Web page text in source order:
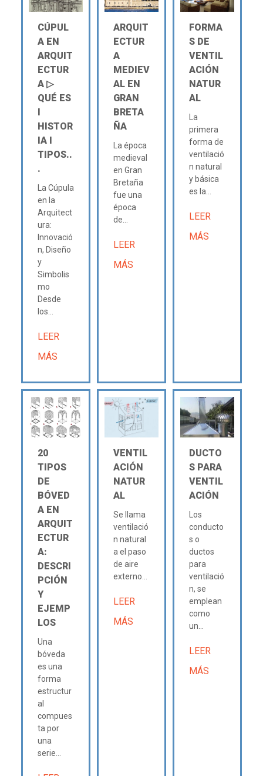
CÚPUL
A EN
ARQUIT
ECTUR
A ▷
QUÉ ES
Ι
HISTOR
IA Ι
TIPOS..
.
La Cúpula
en la
Arquitect
ura:
Innovació
n, Diseño
y
Simbolis
mo
Desde
los...
LEER
MÁS
ARQUIT
ECTUR
A
MEDIEV
AL EN
GRAN
BRETA
ÑA
La época
medieval
en Gran
Bretaña
fue una
época
de...
LEER
MÁS
FORMA
S DE
VENTIL
ACIÓN
NATUR
AL
La
primera
forma de
ventilació
n natural
y básica
es la...
LEER
MÁS
20
TIPOS
DE
BÓVED
A EN
ARQUIT
ECTUR
A:
DESCRI
PCIÓN
Y
EJEMP
LOS
Una
bóveda
es una
forma
estructur
al
compues
ta por
una
serie...
VENTIL
ACIÓN
NATUR
AL
Se llama
ventilació
n natural
a el paso
de aire
externo...
LEER
MÁS
DUCTO
S PARA
VENTIL
ACIÓN
Los
conducto
s o
ductos
para
ventilació
n, se
emplean
como
un...
LEER
MÁS